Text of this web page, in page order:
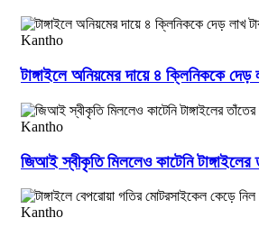
টাঙ্গাইলে অনিয়মের দায়ে ৪ ক্লিনিককে দেড়
জিআই স্বীকৃতি মিললেও কাটেনি